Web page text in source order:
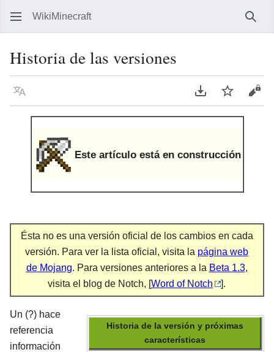
WikiMinecraft
Historia de las versiones
Idioma Descargar en
VigilarVer
Este artículo está en construcción
Ésta no es una versión oficial de los cambios en cada
versión. Para ver la lista oficial, visita la página web
de Mojang. Para versiones anteriores a la Beta 1.3,
visita el blog de Notch, [Word of Notch ].
Historia de la versión y próximas
características
Un (?) hace
referencia
información